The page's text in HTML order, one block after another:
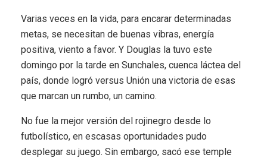
Varias veces en la vida, para encarar determinadas
metas, se necesitan de buenas vibras, energía
positiva, viento a favor. Y Douglas la tuvo este
domingo por la tarde en Sunchales, cuenca láctea del
país, donde logró versus Unión una victoria de esas
que marcan un rumbo, un camino.
No fue la mejor versión del rojinegro desde lo
futbolístico, en escasas oportunidades pudo
desplegar su juego. Sin embargo, sacó ese temple